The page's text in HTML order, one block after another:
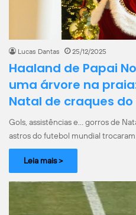
Lucas Dantas 25/12/2025
Haaland de Papai
uma árvore na
Natal de craques
Gols, assistências e… gorros de
astros do futebol mundial trocaram
Leia mais >